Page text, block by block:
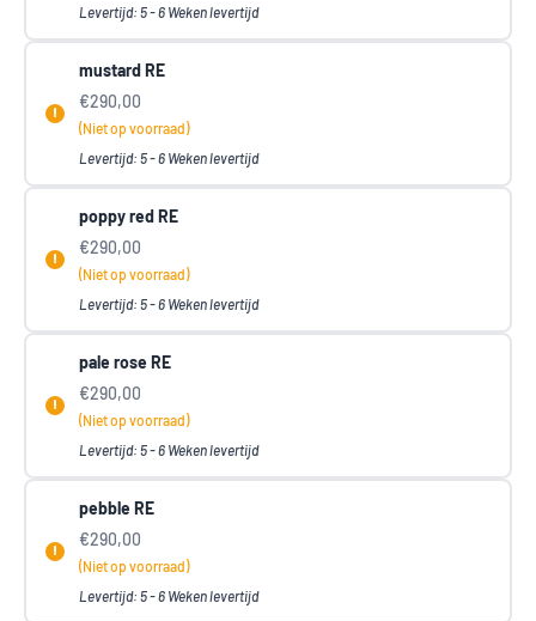
Levertijd: 5 - 6 Weken levertijd
mustard RE
€290,00
(Niet op voorraad)
Levertijd: 5 - 6 Weken levertijd
poppy red RE
€290,00
(Niet op voorraad)
Levertijd: 5 - 6 Weken levertijd
pale rose RE
€290,00
(Niet op voorraad)
Levertijd: 5 - 6 Weken levertijd
pebble RE
€290,00
(Niet op voorraad)
Levertijd: 5 - 6 Weken levertijd